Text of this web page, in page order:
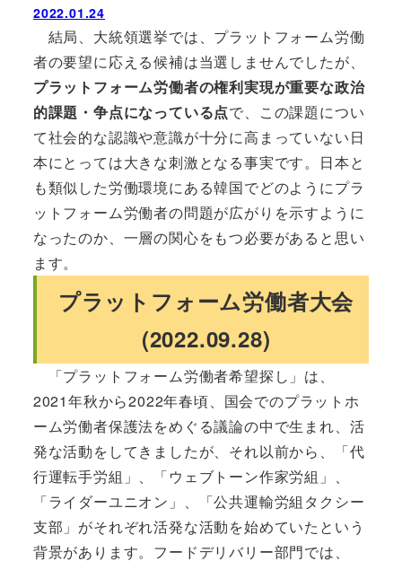
2022.01.24
結局、大統領選挙では、プラットフォーム労働
者の要望に応える候補は当選しませんでしたが、
プラットフォーム労働者の権利実現が重要な政治
的課題・争点になっている点で、この課題につい
て社会的な認識や意識が十分に高まっていない日
本にとっては大きな刺激となる事実です。日本と
も類似した労働環境にある韓国でどのようにプラ
ットフォーム労働者の問題が広がりを示すように
なったのか、一層の関心をもつ必要があると思い
ます。
プラットフォーム労働者大会
(2022.09.28)
「プラットフォーム労働者希望探し」は、
2021年秋から2022年春頃、国会でのプラットホ
ーム労働者保護法をめぐる議論の中で生まれ、活
発な活動をしてきましたが、それ以前から、「代
行運転手労組」、「ウェブトーン作家労組」、
「ライダーユニオン」、「公共運輸労組タクシー
支部」がそれぞれ活発な活動を始めていたという
背景があります。フードデリバリー部門では、